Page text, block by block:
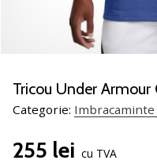
baschet
un
fan
al
ca
Tricou Under
Categorie:
255 lei cu TVA